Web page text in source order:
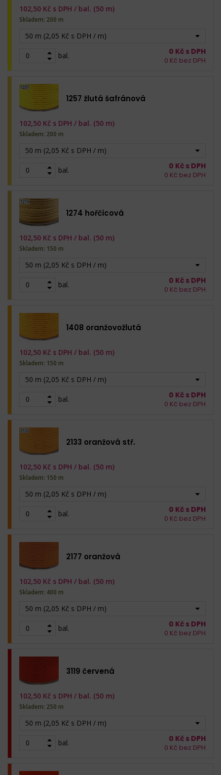
50 m (2,05 Kč s DPH / m)
bal.
102,50 Kč s DPH / bal. (50 m)
Skladem: 200 m
0 Kč s DPH
0 Kč bez DPH
1257 žlutá šafránová
50 m (2,05 Kč s DPH / m)
bal.
102,50 Kč s DPH / bal. (50 m)
Skladem: 200 m
0 Kč s DPH
0 Kč bez DPH
1274 hořčicová
50 m (2,05 Kč s DPH / m)
bal.
102,50 Kč s DPH / bal. (50 m)
Skladem: 150 m
0 Kč s DPH
0 Kč bez DPH
1408 oranžovožlutá
50 m (2,05 Kč s DPH / m)
bal.
102,50 Kč s DPH / bal. (50 m)
Skladem: 150 m
0 Kč s DPH
0 Kč bez DPH
2133 oranžová stř.
50 m (2,05 Kč s DPH / m)
bal.
102,50 Kč s DPH / bal. (50 m)
Skladem: 150 m
0 Kč s DPH
0 Kč bez DPH
2177 oranžová
50 m (2,05 Kč s DPH / m)
bal.
102,50 Kč s DPH / bal. (50 m)
Skladem: 400 m
0 Kč s DPH
0 Kč bez DPH
3119 červená
50 m (2,05 Kč s DPH / m)
bal.
102,50 Kč s DPH / bal. (50 m)
Skladem: 250 m
0 Kč s DPH
0 Kč bez DPH